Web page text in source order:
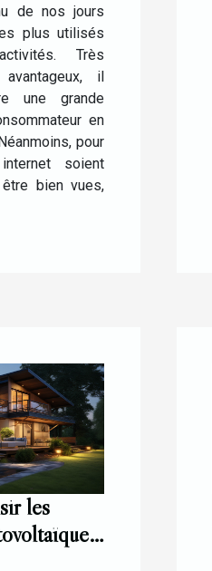
de nos jours
plus utilisés
Très
il
une grande
en
pour
soient
bien vues,
les